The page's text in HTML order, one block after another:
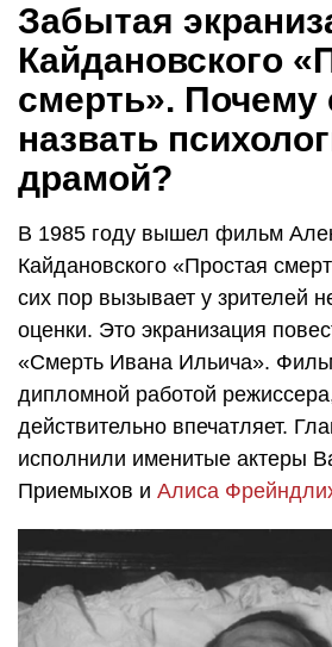
Забытая
Кайдановского
смерть». Почему
назвать
драмой?
В 1985 году вышел фильм
Кайдановского «Простая
сих пор вызывает у зрителей
оценки. Это экранизация
«Смерть Ивана Ильича».
дипломной работой
действительно впечатляет.
исполнили именитые актеры
Приемыхов и Алиса